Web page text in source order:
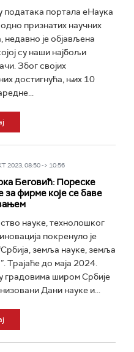
података портала еНаука
признатих научних
недавно је објављена
су наши најбољи
Због својих
достигнућа, њих 10
2023, 08:50 -> 10:56
Беговић: Пореске
за фирме које се баве
науке, технолошког
покренуло је
земља науке, земља
Трајаће до маја 2024.
градовима широм Србије
Дани науке и...